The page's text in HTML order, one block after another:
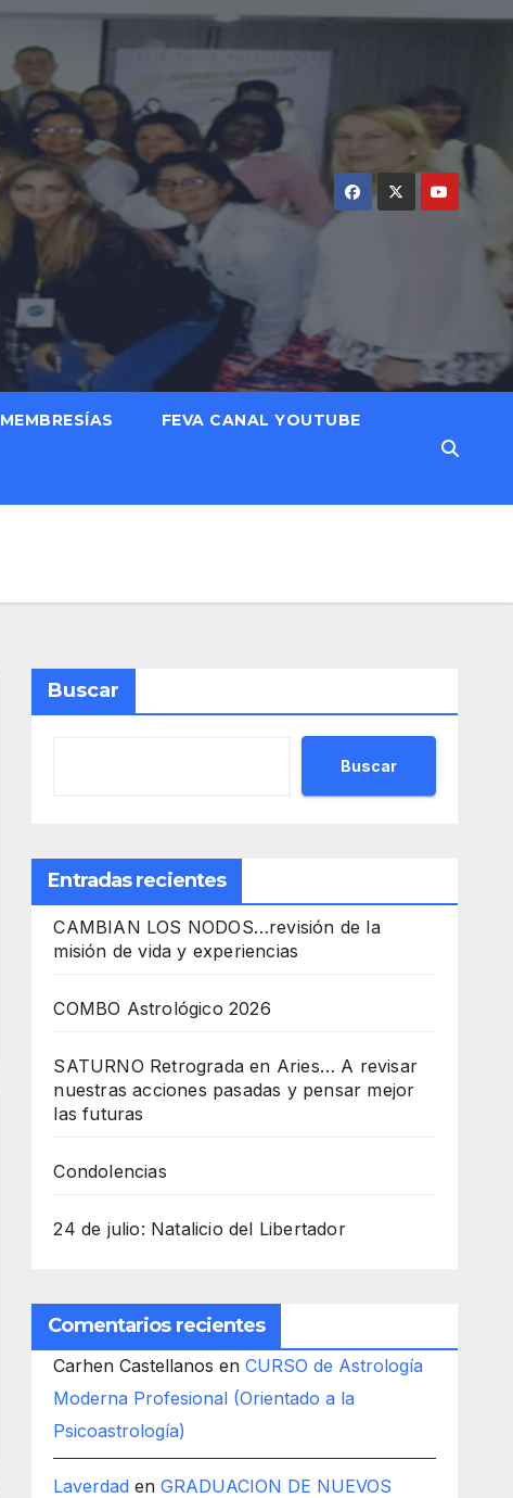
MEMBRESÍAS FEVA CANAL YOUTUBE
Buscar
Buscar
Entradas recientes
CAMBIAN LOS NODOS…revisión de la
misión de vida y experiencias
COMBO Astrológico 2026
SATURNO Retrograda en Aries… A revisar
nuestras acciones pasadas y pensar mejor
las futuras
Condolencias
24 de julio: Natalicio del Libertador
Comentarios recientes
Carhen Castellanos enCURSO de Astrología
Moderna Profesional (Orientado a la
Psicoastrología)
Laverdad enGRADUACION DE NUEVOS